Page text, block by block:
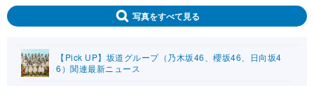
写真をすべて見る
【Pick UP】坂道グループ（乃木坂46、櫻坂46、日向坂4
6）関連最新ニュース